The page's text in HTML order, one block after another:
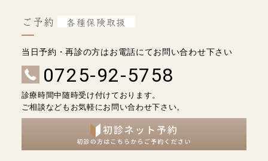
ご予約 各種保険取扱
当日予約・再診の方はお電話にてお問い合わせ下さい
0725-92-5758
診療時間中随時受け付けております。
ご相談などもお気軽にお問い合わせ下さい。